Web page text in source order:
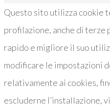
Questo sito utilizza cookie
profilazione, anche di terze
rapido e migliore il suo
modificare le impostazioni
relativamente ai cookies,
escluderne l’installazione,